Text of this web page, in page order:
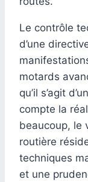
Le contrôle
d’une
motards
qu’il s’agit
compte la
beaucoup, le
routière
techniques
et une